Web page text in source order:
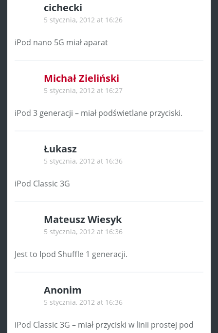
cichecki
5 stycznia, 2012 at 16:26
iPod nano 5G miał aparat
Michał Zieliński
5 stycznia, 2012 at 16:27
iPod 3 generacji – miał podświetlane przyciski.
Łukasz
5 stycznia, 2012 at 16:36
iPod Classic 3G
Mateusz Wiesyk
5 stycznia, 2012 at 16:36
Jest to Ipod Shuffle 1 generacji.
Anonim
5 stycznia, 2012 at 16:36
iPod Classic 3G – miał przyciski w linii prostej pod